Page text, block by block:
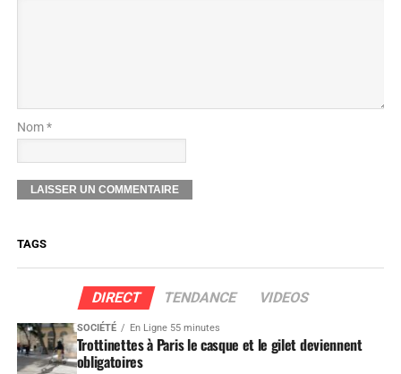
Nom *
TAGS
DIRECT TENDANCE VIDEOS
SOCIÉTÉ En Ligne 55 minutes
Trottinettes à Paris le casque et le gilet deviennent
obligatoires